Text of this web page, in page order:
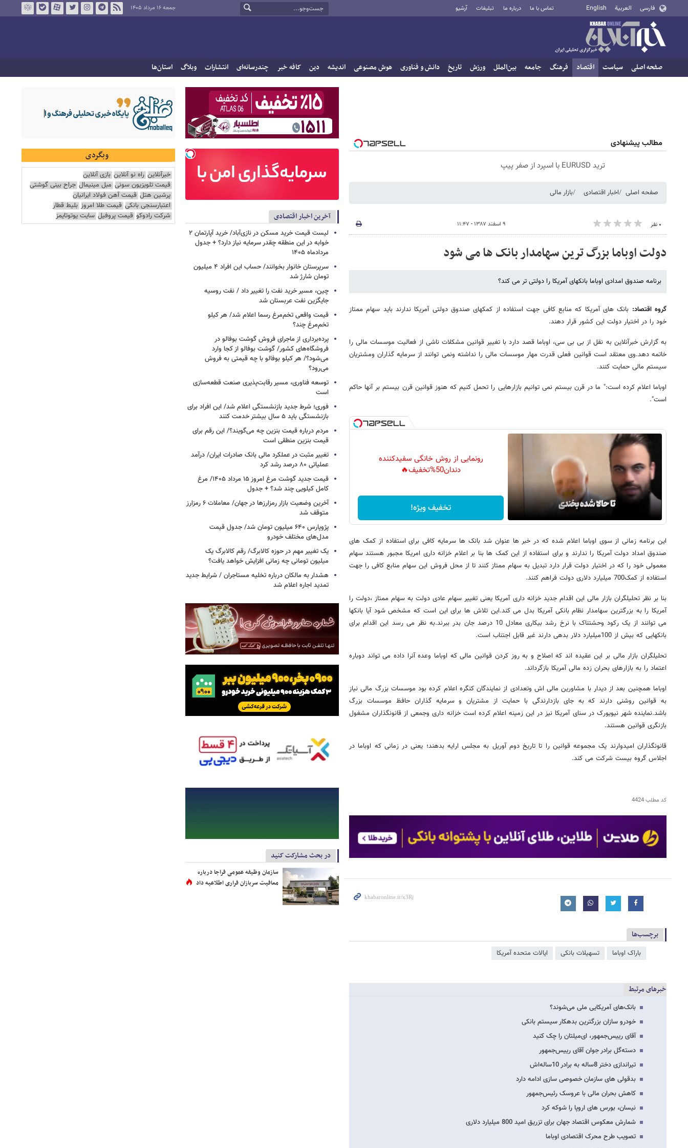
فارسی العربية English تماس با ما درباره ما تبلیغات آرشیو جمعه ۱۶ مرداد ۱۴۰۵
صفحه اصلی سیاست اقتصاد فرهنگ جامعه بین‌الملل ورزش تاریخ دانش و فناوری هوش مصنوعی اندیشه دین کافه خبر چندرسانه‌ای انتشارات وبلاگ استان‌ها
مطالب پیشنهادی
ترید EURUSD با اسپرد از صفر پیپ
صفحه اصلی اخبار اقتصادی بازار مالی
۰ نفر ۹ اسفند ۱۳۸۷ - ۱۱:۴۷
دولت اوباما بزرگ ترین سهامدار بانک ها می شود
برنامه صندوق امدادی اوباما بانکهای آمریکا را دولتی تر می کند؟
گروه اقتصاد: بانک های آمریکا که منابع کافی جهت استفاده از کمکهای صندوق دولتی آمریکا ندارند باید سهام ممتاز
خود را در اختیار دولت این کشور قرار دهند.
به گزارش خبرآنلاین به نقل از بی بی سی، اوباما قصد دارد با تغییر قوانین مشکلات ناشی از فعالیت موسسات مالی را
خاتمه دهد.وی معتقد است قوانین فعلی قدرت مهار موسسات مالی را نداشته ونمی توانند از سرمایه گذاران ومشتریان
سیستم مالی حمایت کنند.
اوباما اعلام کرده است:" ما در قرن بیستم نمی توانیم بازارهایی را تحمل کنیم که هنوز قوانین قرن بیستم بر آنها حاکم
است".
رونمایی از روش خانگی سفیدکننده
دندان50%تخفیف🔥
تخفیف ویژه!
این برنامه زمانی از سوی اوباما اعلام شده که در خبر ها عنوان شد بانک ها سرمایه کافی برای استفاده از کمک های
صندوق امداد دولت آمریکا را ندارند و برای استفاده از این کمک ها بنا بر اعلام خزانه داری امریکا مجبور هستند سهام
معمولی خود را که در اختیار دولت قرار دارد تبدیل به سهام ممتاز کنند تا از محل فروش این سهام منابع کافی را جهت
استفاده از کمک700 میلیارد دلاری دولت فراهم کنند.
بنا بر نظر تحلیلگران بازار مالی این اقدام جدید خزانه داری آمریکا یعنی تغییر سهام عادی دولت به سهام ممتاز ،دولت را
آمریکا را به بزرگترین سهامدار نظام بانکی آمریکا بدل می کند.این تلاش ها برای این است که مشخص شود آیا بانکها
می توانند از یک رکود وحشتناک با نرخ رشد بیکاری معادل 10 درصد جان بدر ببرند.به نظر می رسد این اقدام برای
بانکهایی که بیش از 100میلیارد دلار بدهی دارند غیر قابل اجتناب است.
تحلیلگران بازار مالی بر این عقیده اند که اصلاح و به روز کردن قوانین مالی که اوباما وعده آنرا داده می تواند دوباره
اعتماد را به بازارهای بحران زده مالی آمریکا بازگرداند.
اوباما همچنین بعد از دیدار با مشاورین مالی اش وتعدادی از نمایندگان کنگره اعلام کرده بود موسسات بزرگ مالی نیاز
به قوانین روشنی دارند که به جای بازدارندگی با حمایت از مشتریان و سرمایه گذاران حافظ موسسات بزرگ
باشد.نماینده شهر نیویورک در سنای آمریکا نیز در این زمینه اعلام کرده است خزانه داری وجمعی از قانونگذاران مشغول
بازنگری قوانین هستند.
قانونگذاران امیدوارند یک مجموعه قوانین را تا تاریخ دوم آوریل به مجلس ارایه بدهند؛ یعنی در زمانی که اوباما در
اجلاس گروه بیست شرکت می کند.
کد مطلب4424
برچسب‌ها
باراک اوباما تسهیلات بانکی ایالات متحده آمریکا
خبرهای مرتبط
بانک‌های آمریکایی ملی می‌شوند؟
خودرو سازان بزرگترین بدهکار سیستم بانکی
آقای رییس‌جمهور، ای‌میلتان را چک کنید
دسته‌گل برادر جوان آقای رییس‌جمهور
تیراندازی دختر 8ساله به برادر 10ساله‌اش
بدقولی های سازمان خصوصی سازی ادامه دارد
کاهش بحران مالی با عروسک رئیس‌جمهور
نیسان، بورس های اروپا را شوکه کرد
شمارش معکوس اقتصاد جهان برای تزریق امید 800 میلیارد دلاری
تصویب طرح محرک اقتصادی اوباما
آخرین اخبار اقتصادی
لیست قیمت خرید مسکن در نازی‌آباد/ خرید آپارتمان ۲
خوابه در این منطقه چقدر سرمایه نیاز دارد؟ + جدول
مردادماه ۱۴۰۵
سرپرستان خانوار بخوانند/ حساب این افراد ۴ میلیون
تومان شارژ شد
چین، مسیر خرید نفت را تغییر داد / نفت روسیه
جایگزین نفت عربستان شد
قیمت واقعی تخم‌مرغ رسما اعلام شد/ هر کیلو
تخم‌مرغ چند؟
پرده‌برداری از ماجرای فروش گوشت بوفالو در
فروشگاه‌های کشور/ گوشت بوفالو از کجا وارد
می‌شود؟/ هر کیلو بوفالو با چه قیمتی به فروش
می‌رود؟
توسعه فناوری، مسیر رقابت‌پذیری صنعت قطعه‌سازی
است
فوری؛ شرط جدید بازنشستگی اعلام شد/ این افراد برای
بازنشستگی باید ۵ سال بیشتر خدمت کنند
مردم درباره قیمت بنزین چه می‌گویند؟/ این رقم برای
قیمت بنزین منطقی است
تغییر مثبت در عملکرد مالی بانک صادرات ایران/ درآمد
عملیاتی ۸۰ درصد رشد کرد
قیمت جدید گوشت مرغ امروز ۱۵ مرداد ۱۴۰۵/ مرغ
کامل کیلویی چند شد؟ + جدول
آخرین وضعیت بازار رمزارزها در جهان/ معاملات ۶ رمزارز
متوقف شد
پژوپارس ۶۴۰ میلیون تومان شد/ جدول قیمت
مدل‌های مختلف خودرو
یک تغییر مهم در حوزه کالابرگ/ رقم کالابرگ یک
میلیون تومانی چه زمانی افزایش خواهد یافت؟
هشدار به مالکان درباره تخلیه مستاجران / شرایط جدید
تمدید اجاره اعلام شد
در بحث مشارکت کنید
سازمان وظیفه عمومی فراجا درباره
معافیت سربازان فراری اطلاعیه داد
وبگردی
خبرآنلاین راه نو آنلاین بازی آنلاین
قیمت تلویزیون سونی مبل مینیمال جراح بینی گوشتی
پرشین هتل قیمت آهن فولاد ایرانیان
اعتبارسنجی بانکی قیمت طلا امروز بلیط قطار
شرکت رادوکو قیمت پروفیل سایت یوتوتایمز